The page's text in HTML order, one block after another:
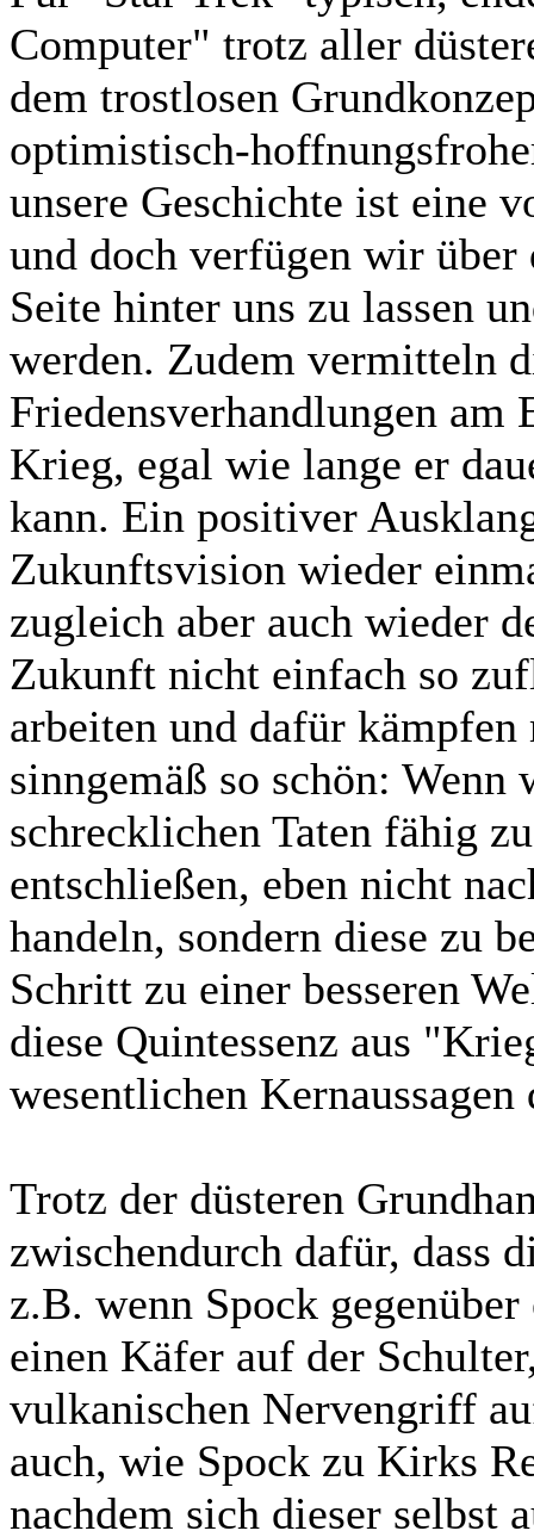
Computer" trotz aller
dem trostlosen
optimistisch-
unsere Geschichte ist eine
und doch verfügen wir über
Seite hinter uns zu lassen
werden. Zudem vermitteln
Friedensverhandlungen am
Krieg, egal wie lange er
kann. Ein positiver
Zukunftsvision wieder
zugleich aber auch wieder
Zukunft nicht einfach so
arbeiten und dafür
sinngemäß so schön: Wenn
schrecklichen Taten fähig
entschließen, eben nicht
handeln, sondern diese zu
Schritt zu einer besseren
diese Quintessenz aus
wesentlichen
Trotz der düsteren
zwischendurch dafür, dass
z.B. wenn Spock
einen Käfer auf der
vulkanischen Nervengriff
auch, wie Spock zu Kirks
nachdem sich dieser selbst